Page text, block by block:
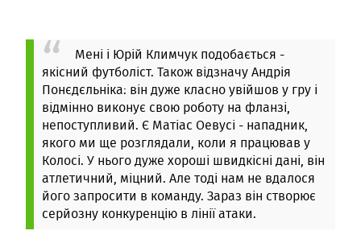
Мені і Юрій Климчук подобається -
якісний футболіст. Також відзначу Андрія
Понєдєльніка: він дуже класно увійшов у гру і
відмінно виконує свою роботу на фланзі,
непоступливий. Є Матіас Оевусі - нападник,
якого ми ще розглядали, коли я працював у
Колосі. У нього дуже хороші швидкісні дані, він
атлетичний, міцний. Але тоді нам не вдалося
його запросити в команду. Зараз він створює
серйозну конкуренцію в лінії атаки.